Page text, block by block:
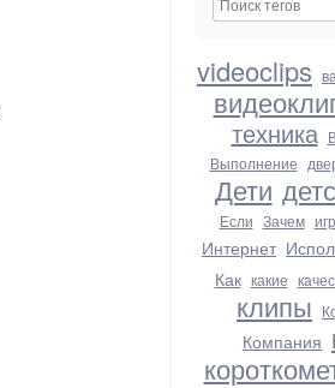
videoclips
техника
Выполнение
Дети
Если Зачем
Интернет
Как какие
клипы
Компания